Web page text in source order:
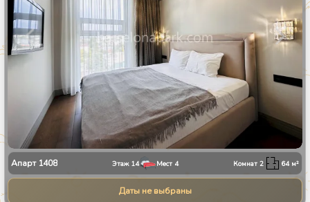
Апарт 1408 Этаж 14 Мест 4 Комнат2 64м²
Даты не выбраны